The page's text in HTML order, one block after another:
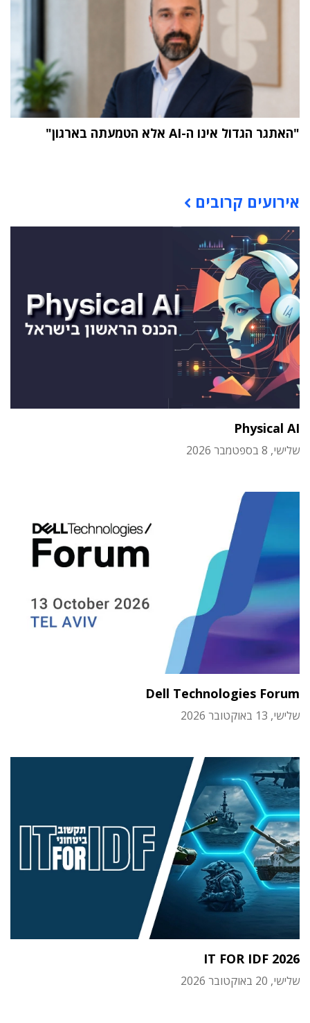
"האתגר הגדול אינו ה-AI אלא הטמעתה בארגון"
אירועים קרובים
Physical AI
שלישי, 8 בספטמבר 2026
Dell Technologies Forum
שלישי, 13 באוקטובר 2026
IT FOR IDF 2026
שלישי, 20 באוקטובר 2026